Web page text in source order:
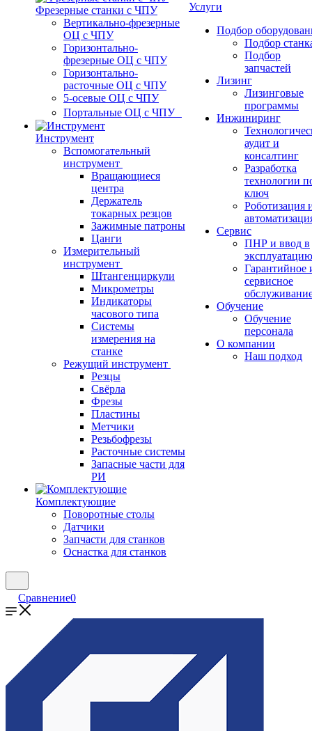
Фрезерные станки с ЧПУ
Вертикально-фрезерные
ОЦ с ЧПУ
Горизонтально-
фрезерные ОЦ с ЧПУ
Горизонтально-
расточные ОЦ с ЧПУ
5-осевые ОЦ с ЧПУ
Портальные ОЦ с ЧПУ
Инструмент
Вспомогательный
инструмент
Вращающиеся
центра
Держатель
токарных резцов
Зажимные патроны
Цанги
Измерительный
инструмент
Штангенциркули
Микрометры
Индикаторы
часового типа
Системы
измерения на
станке
Режущий инструмент
Резцы
Свёрла
Фрезы
Пластины
Метчики
Резьбофрезы
Расточные системы
Запасные части для
РИ
Комплектующие
Поворотные столы
Датчики
Запчасти для станков
Оснастка для станков
Услуги
Подбор
Подбор
Подбор
запчастей
Лизинг
Лизинговые
программы
Инжиниринг
аудит и
консалтинг
Разработка
технологии
ключ
Роботизация
Сервис
ПНР и ввод в
эксплуатацию
Гарантийное
сервисное
Обучение
Обучение
персонала
О компании
Наш подход
Сравнение0